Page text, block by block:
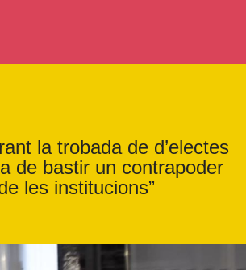
la trobada de d’electes
de bastir un contrapoder
les institucions”